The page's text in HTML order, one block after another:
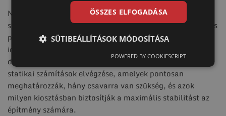
Nagy hiba, hogy spórolás céljából nem alkalmaznak
szükséges számú talajcsavart az építkezésnél. Ha bizonyos
pontokon túl nagy, máshol pedig túl kicsi a terhelés, az
idővel egyensúlyvesztéshez, süllyedéshez vagy akár
deformációhoz is vezethet. Éppen ezért elengedhetetlen a
statikai számítások elvégzése, amelyek pontosan
meghatározzák, hány csavarra van szükség, és azok
milyen kiosztásban biztosítják a maximális stabilitást az
építmény számára.
ÖSSZES ELFOGADÁSA
SÜTIBEÁLLÍTÁSOK MÓDOSÍTÁSA
POWERED BY COOKIESCRIPT